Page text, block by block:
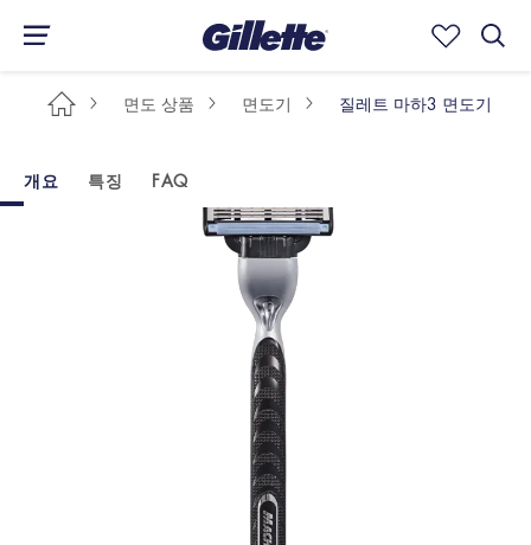
면도 상품 면도기 질레트 마하3 면도기
개요 특징 FAQ